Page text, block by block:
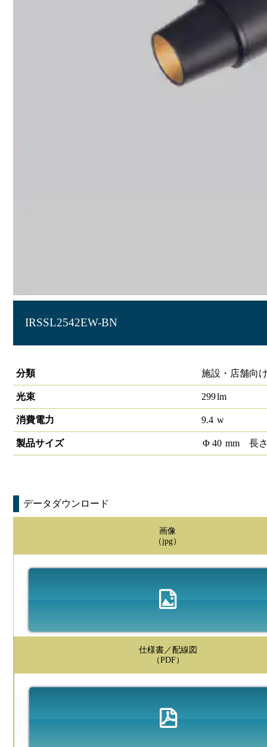
IRSSL2542EW-BN
分類
施設・店舗向
光束 299lm
消費電力 9.4 w
製品サイズ Φ 40 mm 長
データダウンロード
画像
（jpg）
仕様書／配線図
（PDF）